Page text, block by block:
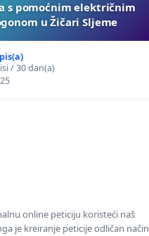
s pomoćnim električnim
u Žičari Sljeme
/ 30 dan(a)
online peticiju koristeći naš
je kreiranje peticije odličan način